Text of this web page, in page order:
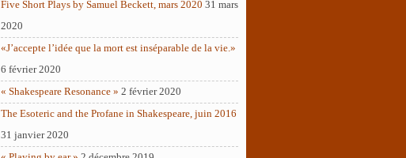
Five Short Plays by Samuel Beckett, mars 2020 31 mars
2020
«J’accepte l’idée que la mort est inséparable de la vie.»
6 février 2020
« Shakespeare Resonance » 2 février 2020
The Esoteric and the Profane in Shakespeare, juin 2016
31 janvier 2020